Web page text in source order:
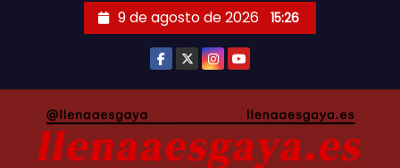
9 de agosto de 2026 15:26